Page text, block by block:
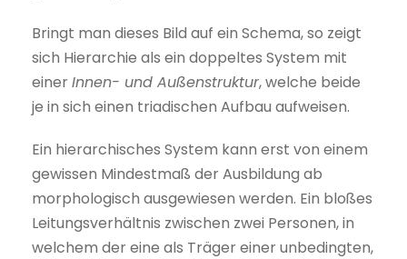
Bringt man dieses Bild auf ein Schema, so zeigt
sich Hierarchie als ein doppeltes System mit
einerInnen- und Außenstruktur, welche beide
je in sich einen triadischen Aufbau aufweisen.
Ein hierarchisches System kann erst von einem
gewissen Mindestmaß der Ausbildung ab
morphologisch ausgewiesen werden. Ein bloßes
Leitungsverhältnis zwischen zwei Personen, in
welchem der eine als Träger einer unbedingten,